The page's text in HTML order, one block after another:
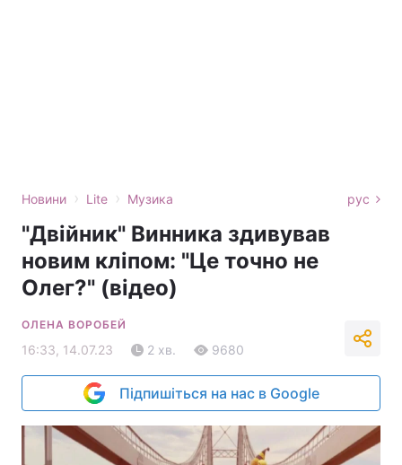
Новини › Lite › Музика рус
"Двійник" Винника здивував
новим кліпом: "Це точно не
Олег?" (відео)
ОЛЕНА ВОРОБЕЙ
16:33, 14.07.23 2 хв. 9680
Підпишіться на нас в Google